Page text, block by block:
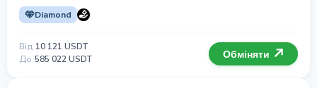
Diamond
Від 10 121 USDT
До 585 022 USDT Обміняти